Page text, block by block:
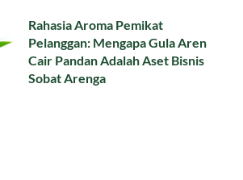
Rahasia Aroma Pemikat
Pelanggan: Mengapa Gula Aren
Cair Pandan Adalah Aset Bisnis
Sobat Arenga